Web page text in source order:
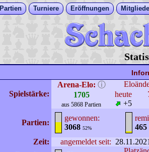
Partien Turniere Eröffnungen
Spielstärke:
Arena-Elo: ⓘ
1705
aus 5868 Partien
heute
+5
Partien:
gewonnen:
3068 52%
465
Zeit:
angemeldet seit: